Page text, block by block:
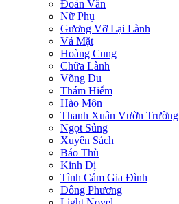
Đoản Văn
Nữ Phụ
Gương Vỡ Lại Lành
Vả Mặt
Hoàng Cung
Chữa Lành
Võng Du
Thám Hiểm
Hào Môn
Thanh Xuân Vườn Trường
Ngọt Sủng
Xuyên Sách
Báo Thù
Kinh Dị
Tình Cảm Gia Đình
Đông Phương